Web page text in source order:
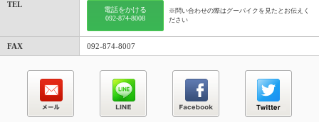
TEL
電話をかける
092-874-8008
※問い合わせの際はグーバイクを見たとお伝えく
ださい
FAX 092-874-8007